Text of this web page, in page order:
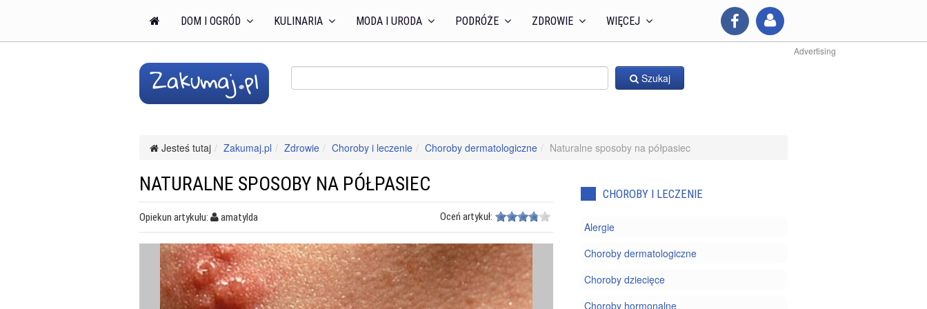
DOM I OGRÓD KULINARIA MODA I URODA PODRÓŻE ZDROWIE WIĘCEJ
Advertising
Szukaj
Jesteś tutaj Zakumaj.pl Zdrowie Choroby i leczenie Choroby dermatologiczne Naturalne sposoby na półpasiec
NATURALNE SPOSOBY NA PÓŁPASIEC
Opiekun artykułu: amatylda Oceń artykuł:
CHOROBY I LECZENIE
Alergie
Choroby dermatologiczne
Choroby dziecięce
Choroby hormonalne